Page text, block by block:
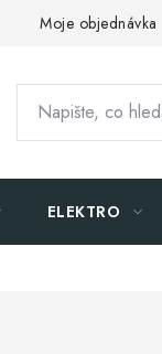
Moje objednávka
ELEKTRO